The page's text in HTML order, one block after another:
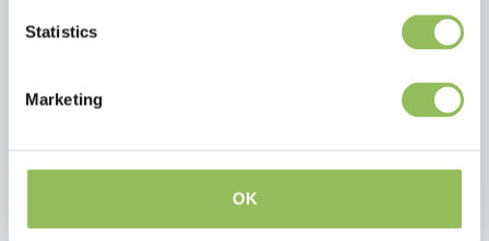
Statistics
Marketing
OK